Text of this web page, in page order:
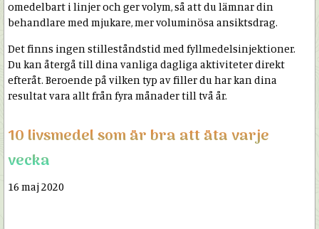
omedelbart i linjer och ger volym, så att du lämnar din
behandlare med mjukare, mer voluminösa ansiktsdrag.
Det finns ingen stilleståndstid med fyllmedelsinjektioner.
Du kan återgå till dina vanliga dagliga aktiviteter direkt
efteråt. Beroende på vilken typ av filler du har kan dina
resultat vara allt från fyra månader till två år.
10 livsmedel som är bra att äta varje
vecka
16 maj 2020